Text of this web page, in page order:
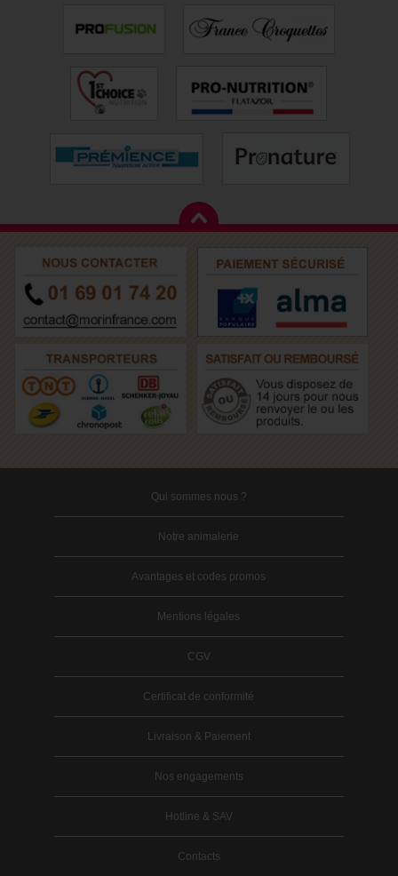
Qui sommes nous ?
Notre animalerie
Avantages et codes promos
Mentions légales
CGV
Certificat de conformité
Livraison & Paiement
Nos engagements
Hotline & SAV
Contacts